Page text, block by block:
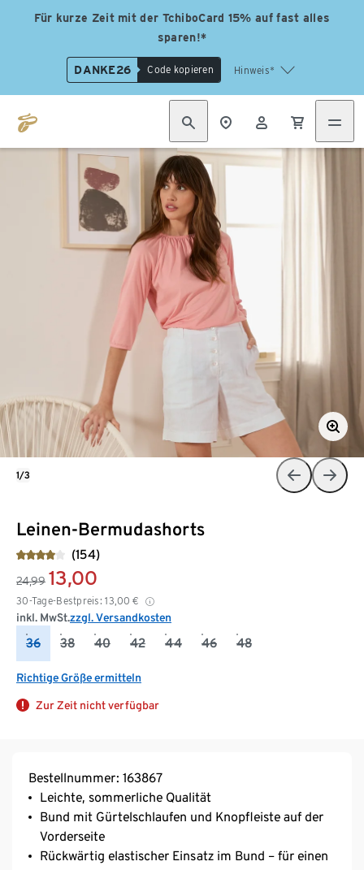
Für kurze Zeit mit der TchiboCard 15% auf fast alles
sparen!*
DANKE26 Code kopieren Hinweis*
Leinen-Bermudashorts
(154)
24,99 13,00
30-Tage-Bestpreis: 13,00 €
inkl. MwSt.zzgl. Versandkosten
36 38 40 42 44 46 48
Richtige Größe ermitteln
Zur Zeit nicht verfügbar
1/3
Bestellnummer: 163867
Leichte, sommerliche Qualität
Bund mit Gürtelschlaufen und Knopfleiste auf der
Vorderseite
Rückwärtig elastischer Einsatz im Bund – für einen